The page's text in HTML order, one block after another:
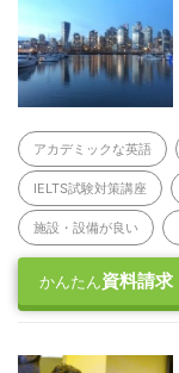
アカデミックな英語
IELTS試験対策講座
施設・設備が良い
かんたん資料請求